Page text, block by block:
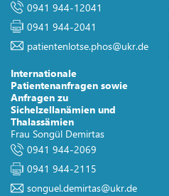
0941 944-12041
0941 944-2041
patientenlotse.phos@ukr.de
Internationale
Patientenanfragen sowie
Anfragen zu
Sichelzellanämien und
Thalassämien
Frau Songül Demirtas
0941 944-2069
0941 944-2115
songuel.demirtas@ukr.de